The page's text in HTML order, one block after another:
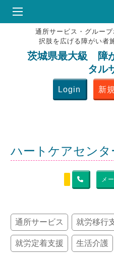
♥お気にり
掲載会
よく
通所サービス・グルー
択肢を広げる障がい者
茨城県最大級 障
タル
Login 新
ハートケアセン
メ
通所サービス 就労移行
就労定着支援 生活介護